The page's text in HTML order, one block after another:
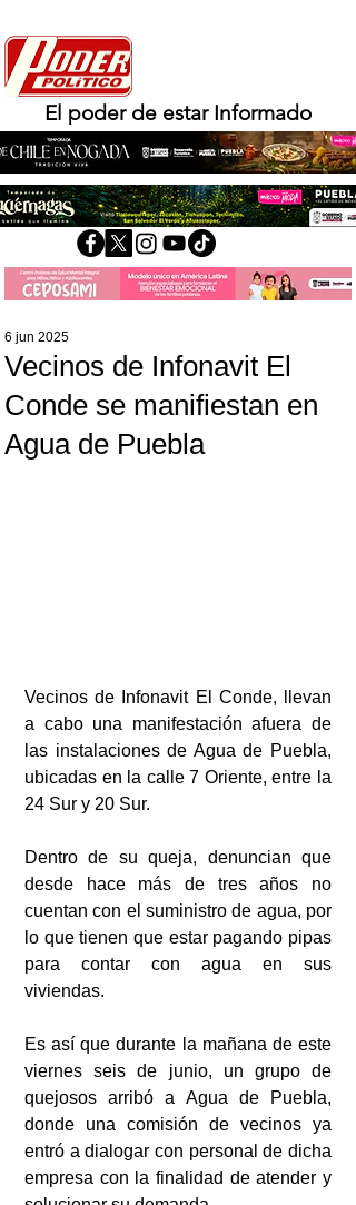
El poder de estar Informado
Vecinos de Infonavit El
Conde se manifiestan en
Agua de Puebla
6 jun 2025
Vecinos de Infonavit El Conde, llevan
a cabo una manifestación afuera de
las instalaciones de Agua de Puebla,
ubicadas en la calle 7 Oriente, entre la
24 Sur y 20 Sur.
Dentro de su queja, denuncian que
desde hace más de tres años no
cuentan con el suministro de agua, por
lo que tienen que estar pagando pipas
para contar con agua en sus
viviendas.
Es así que durante la mañana de este
viernes seis de junio, un grupo de
quejosos arribó a Agua de Puebla,
donde una comisión de vecinos ya
entró a dialogar con personal de dicha
empresa con la finalidad de atender y